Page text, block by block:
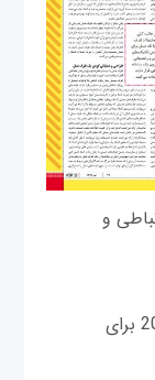
و
بهترین نرم افزارهای امنیتی سال 2019 برای